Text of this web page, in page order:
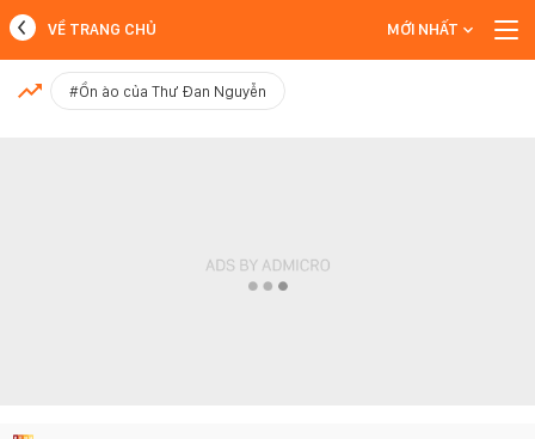
MỚI NHẤT
VỀ TRANG CHỦ MỚI NHẤT
#Ồn ào của Thư Đan Nguyễn